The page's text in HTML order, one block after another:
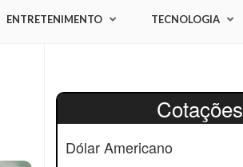
ENTRETENIMENTO TECNOLOGIA
Cotações
Dólar Americano